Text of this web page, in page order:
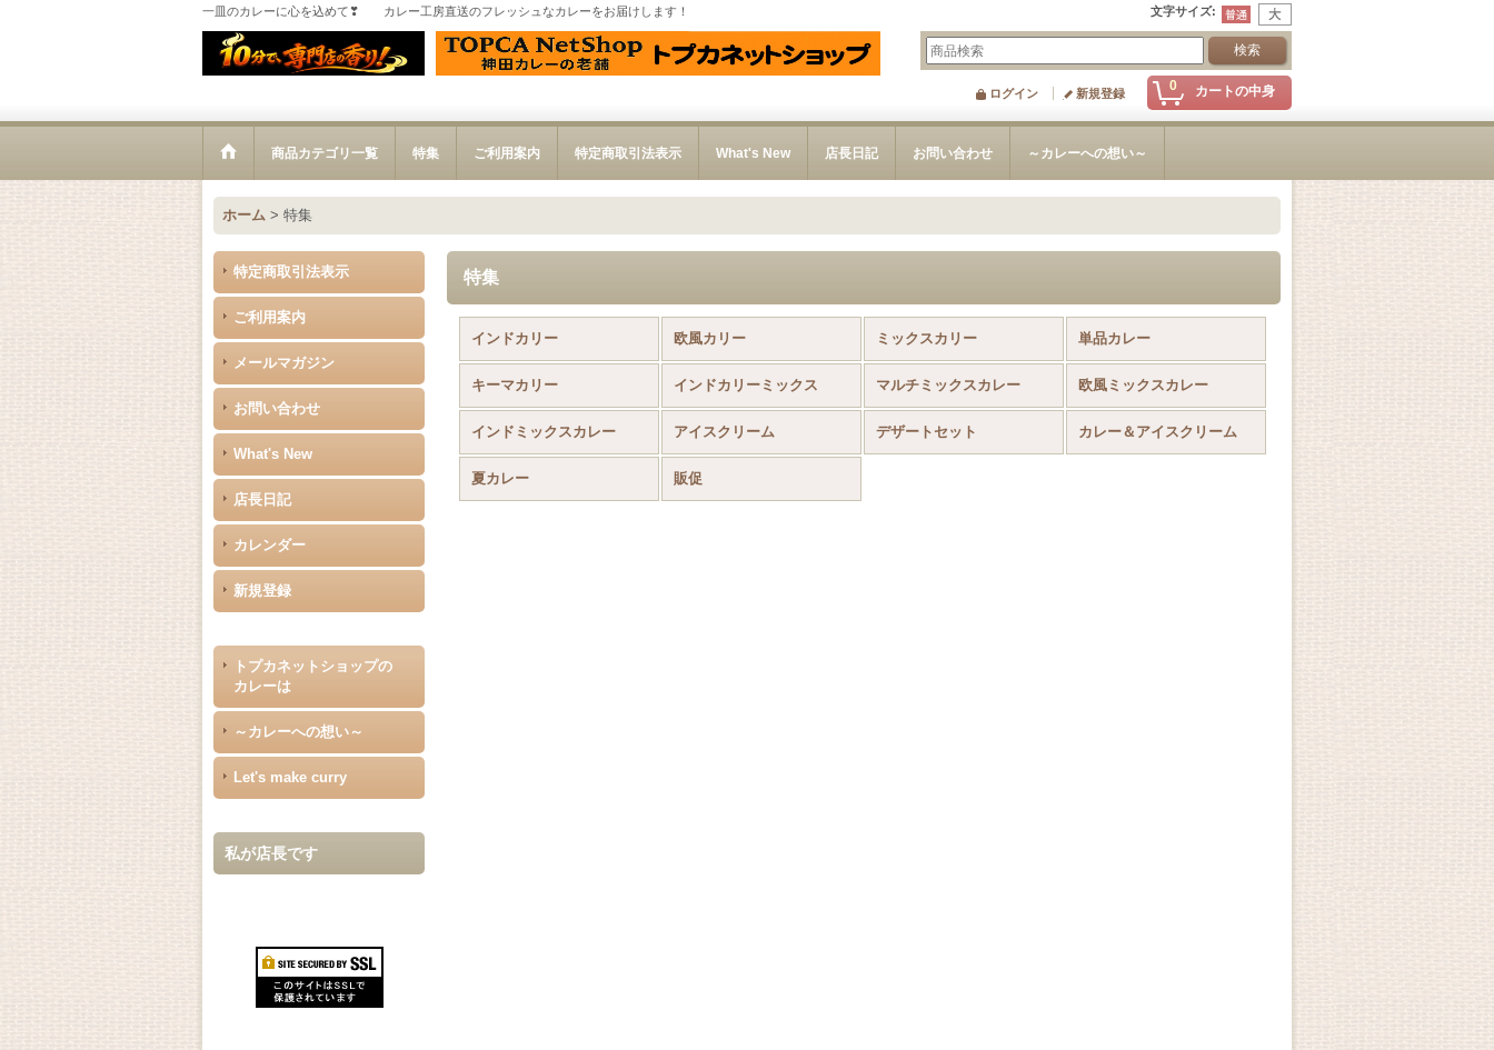
一皿のカレーに心を込めて❣ カレー工房直送のフレッシュなカレーをお届けします！ 文字サイズ:
0 カートの中身
ログイン 新規登録
商品カテゴリ一覧 特集 ご利用案内 特定商取引法表示 What's New 店長日記 お問い合わせ ～カレーへの想い～
ホーム > 特集
特定商取引法表示
ご利用案内
メールマガジン
お問い合わせ
What's New
店長日記
カレンダー
新規登録
トプカネットショップの
カレーは
～カレーへの想い～
Let's make curry
私が店長です
特集
インドカリー 欧風カリー ミックスカリー 単品カレー
キーマカリー インドカリーミックス マルチミックスカレー 欧風ミックスカレー
インドミックスカレー アイスクリーム デザートセット カレー＆アイスクリーム
夏カレー 販促